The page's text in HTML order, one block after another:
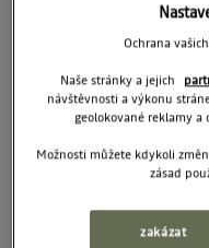
Ochrana
Naše stránky a jejich
návštěvnosti a výkonu
geolokované reklamy
Možnosti můžete kdykoli
zásad
zakázat